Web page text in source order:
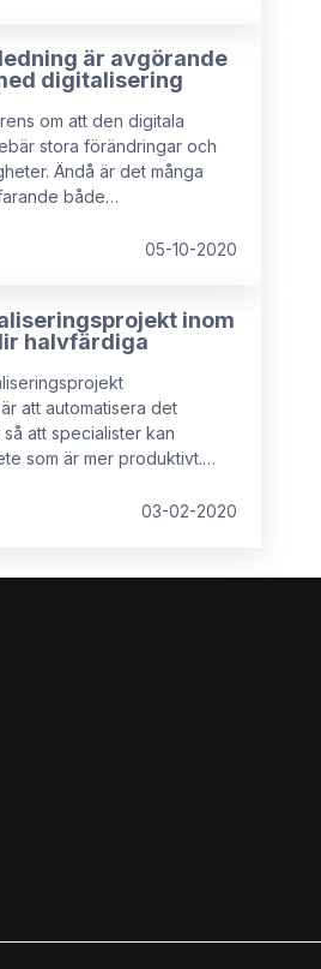
är avgörande
digitalisering
om att den digitala
stora förändringar och
Ändå är det många
både
i den digitala
av dina medarbetare?
05-10-2020
inom
halvfärdiga
att automatisera det
att specialister kan
som är mer produktivt.
sex enkla tips för att03-02-2020